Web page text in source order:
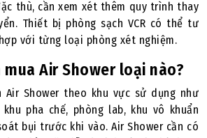
thù, cần xem xét thêm quy trình thay
Thiết bị phòng sạch VCR có thể tư
với từng loại phòng xét nghiệm.
mua Air Shower loại nào?
Air Shower theo khu vực sử dụng như
pha chế, phòng lab, khu vô khuẩn
bụi trước khi vào. Air Shower cần có